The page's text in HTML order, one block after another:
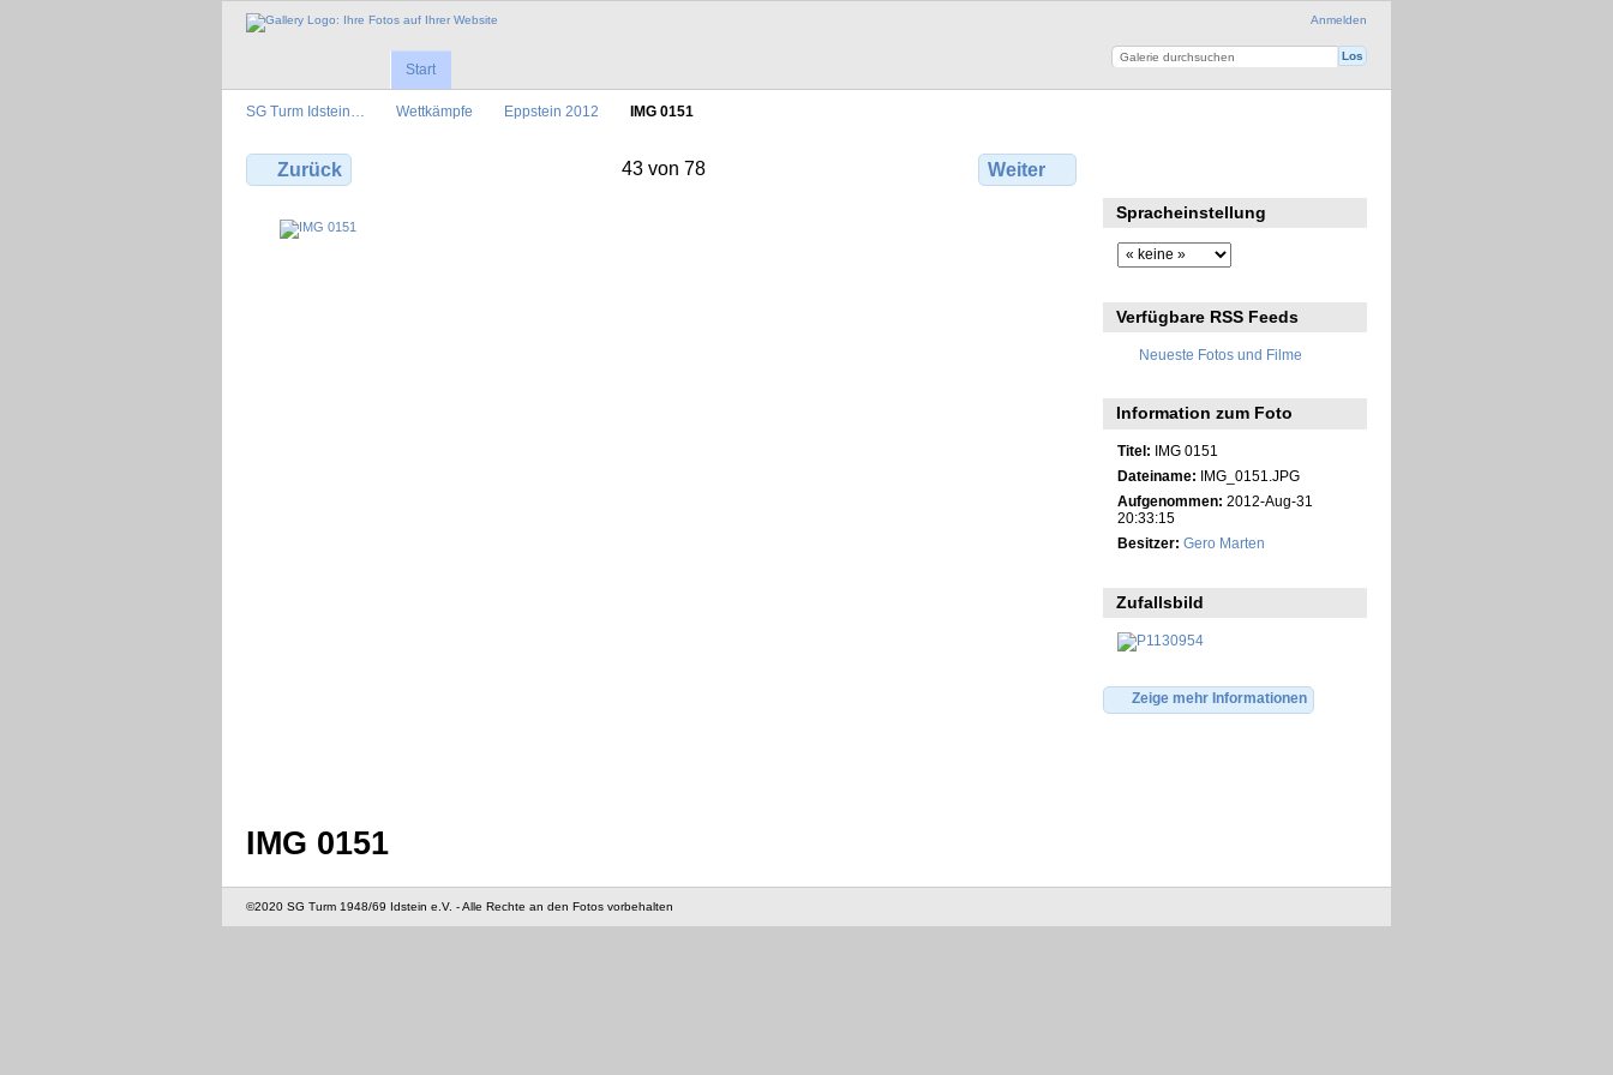
Anmelden
Start
SG Turm Idstein… Wettkämpfe Eppstein 2012 IMG 0151
Zurück 43 von 78 Weiter
IMG 0151
Spracheinstellung
Verfügbare RSS Feeds
Neueste Fotos und Filme
Information zum Foto
Titel: IMG 0151
Dateiname: IMG_0151.JPG
Aufgenommen: 2012-Aug-31
20:33:15
Besitzer: Gero Marten
Zufallsbild
Zeige mehr Informationen
©2020 SG Turm 1948/69 Idstein e.V. - Alle Rechte an den Fotos vorbehalten